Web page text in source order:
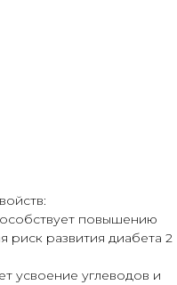
повышению
риск развития диабета 2
усвоение углеводов и